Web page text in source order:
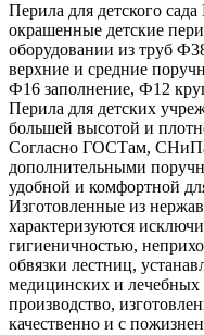
Перила для детского
окрашенные детские
оборудовании из труб
верхние и средние
Ф16 заполнение, Ф12
Перила для детских
большей высотой и
Согласно ГОСТам,
дополнительными
удобной и комфортной
Изготовленные из
характеризуются
гигиеничностью,
обвязки лестниц,
медицинских и лечебных
производство,
качественно и с